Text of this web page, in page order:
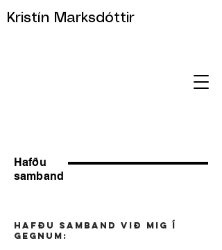
Kristín Marksdóttir
Hafðu
samband
Hafðu samband við mig í
gegnum: